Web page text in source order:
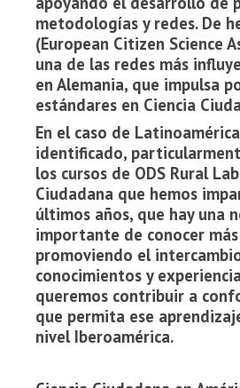
metodologías y redes. De
(European Citizen Science
una de las redes más
en Alemania, que impulsa
estándares en Ciencia
En el caso de
identificado,
los cursos de ODS Rural
Ciudadana que hemos
últimos años, que hay una
importante de conocer
promoviendo el
conocimientos y
queremos contribuir a
que permita ese
nivel Iberoamérica.